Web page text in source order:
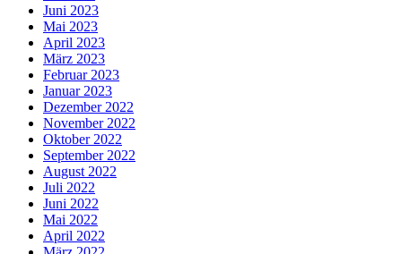
Juni 2023
Mai 2023
April 2023
März 2023
Februar 2023
Januar 2023
Dezember 2022
November 2022
Oktober 2022
September 2022
August 2022
Juli 2022
Juni 2022
Mai 2022
April 2022